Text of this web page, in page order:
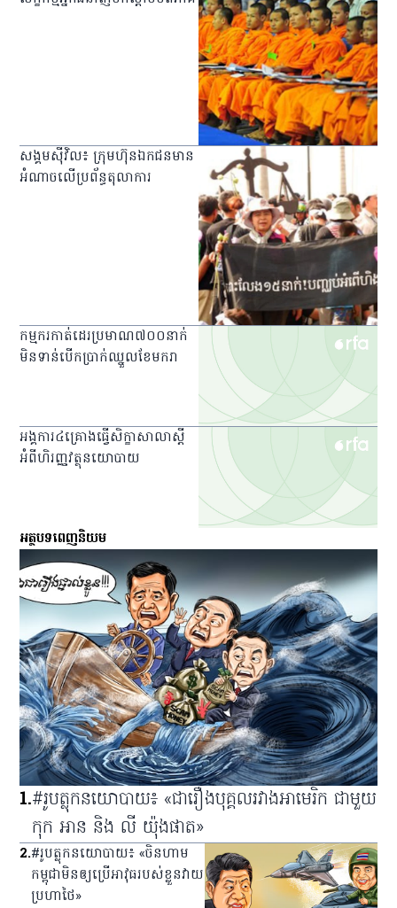
សង្គម​ស៊ីវិល​៖ ក្រុមហ៊ុន​ឯកជន​​មាន​
អំណាច​លើ​ប្រព័ន្ធ​តុលាការ
កម្មករ​កាត់​ដេរ​ប្រមាណ​៧០០​នាក់​
មិន​ទាន់​បើក​ប្រាក់​ឈ្នួល​ខែ​មករា
អង្គការ​៤​គ្រោង​ធ្វើ​សិក្ខាសាលា​ស្ដី​
អំពី​ហិរញ្ញវត្ថុ​នយោបាយ
អត្ថបទពេញនិយម
1.#រូបត្លុកនយោបាយ៖ «ជារឿងបុគ្គលរវាងអាមេរិក ជាមួយ
កុក អាន និង លី យ៉ុងផាត»
2.#រូបត្លុកនយោបាយ៖ «ចិនហាម
កម្ពុជាមិនឲ្យប្រើអាវុធរបស់ខ្លួនវាយ
ប្រហាថៃ»